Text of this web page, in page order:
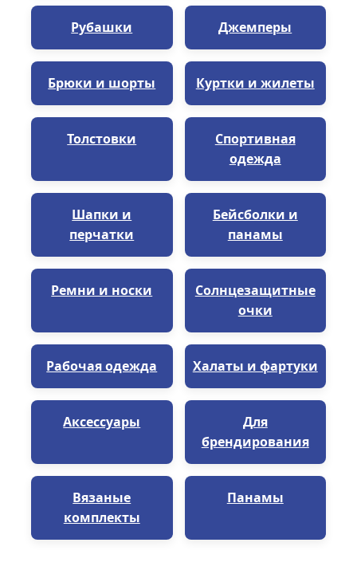
Рубашки Джемперы
Брюки и шорты Куртки и жилеты
Толстовки
Спортивная
одежда
Шапки и
перчатки
Бейсболки и
панамы
Ремни и носки
Солнцезащитные
очки
Рабочая одежда Халаты и фартуки
Аксессуары
Для
брендирования
Вязаные
комплекты
Панамы